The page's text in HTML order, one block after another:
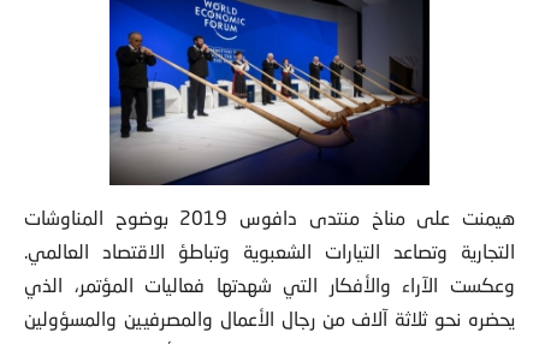
هيمنت على مناخ منتدى دافوس 2019 بوضوح المناوشات
التجارية وتصاعد التيارات الشعبوية وتباطؤ الاقتصاد العالمي.
وعكست الآراء والأفكار التي شهدتها فعاليات المؤتمر، الذي
يحضره نحو ثلاثة آلاف من رجال الأعمال والمصرفيين والمسؤولين
السياسيين إضافة إلى ناشطين معارضين، إلى أي حد يشهد العالم